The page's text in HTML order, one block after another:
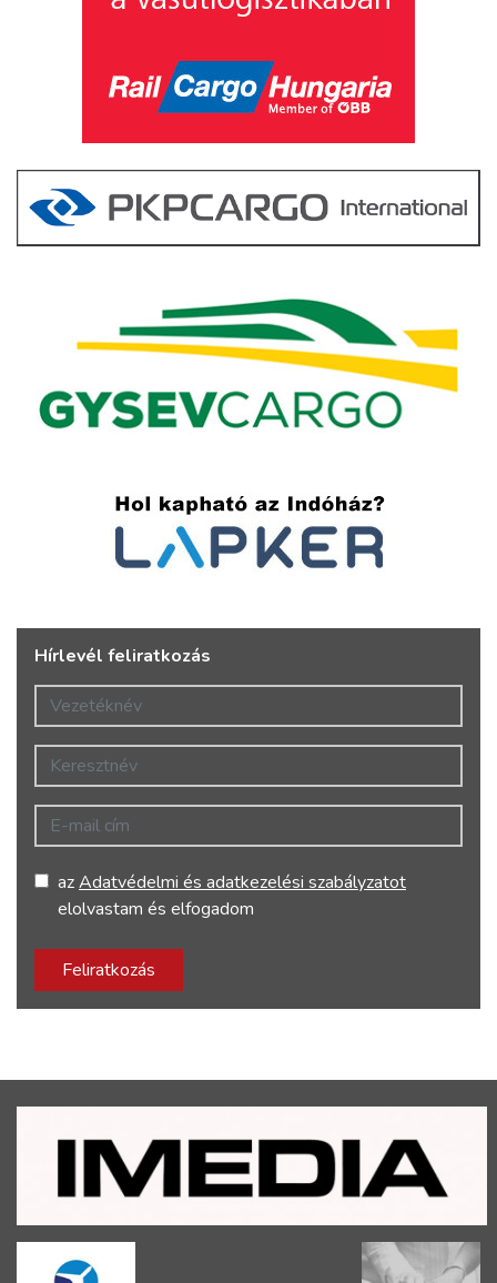
Hírlevél feliratkozás
Vezetéknév
Keresztnév
E-mail cím
azAdatvédelmi és adatkezelési szabályzatot
elolvastam és elfogadom
Feliratkozás